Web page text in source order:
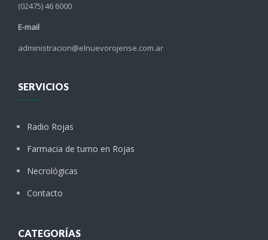
(02475) 46 6000
E-mail
administracion@elnuevorojense.com.ar
SERVICIOS
Radio Rojas
Farmacia de turno en Rojas
Necrológicas
Contacto
CATEGORÍAS